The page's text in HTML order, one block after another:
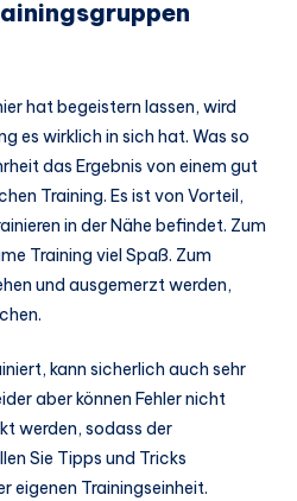
hat begeistern lassen, wird
es wirklich in sich hat. Was so
das Ergebnis von einem gut
Training. Es ist von Vorteil,
in der Nähe befindet. Zum
Training viel Spaß. Zum
und ausgemerzt werden,
kann sicherlich auch sehr
aber können Fehler nicht
werden, sodass der
Sie Tipps und Tricks
eigenen Trainingseinheit.